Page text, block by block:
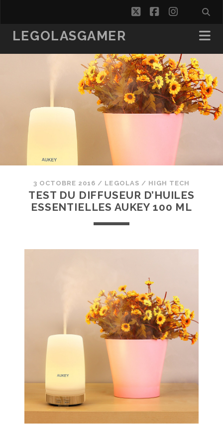
twitterfacebook
LEGOLASGAMER
3 OCTOBRE 2016 / LEGOLAS / HIGH TECH
TEST DU DIFFUSEUR D’HUILES
ESSENTIELLES AUKEY 100 ML